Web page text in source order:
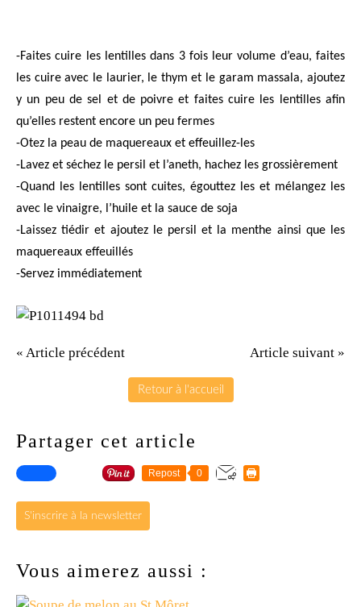
-Faites cuire les lentilles dans 3 fois leur volume d’eau, faites
les cuire avec le laurier, le thym et le garam massala, ajoutez
y un peu de sel et de poivre et faites cuire les lentilles afin
qu’elles restent encore un peu fermes
-Otez la peau de maquereaux et effeuillez-les
-Lavez et séchez le persil et l’aneth, hachez les grossièrement
-Quand les lentilles sont cuites, égouttez les et mélangez les
avec le vinaigre, l’huile et la sauce de soja
-Laissez tiédir et ajoutez le persil et la menthe ainsi que les
maquereaux effeuillés
-Servez immédiatement
« Article précédent Article suivant »
Retour à l'accueil
Partager cet article
Repost 0
S'inscrire à la newsletter
Vous aimerez aussi :